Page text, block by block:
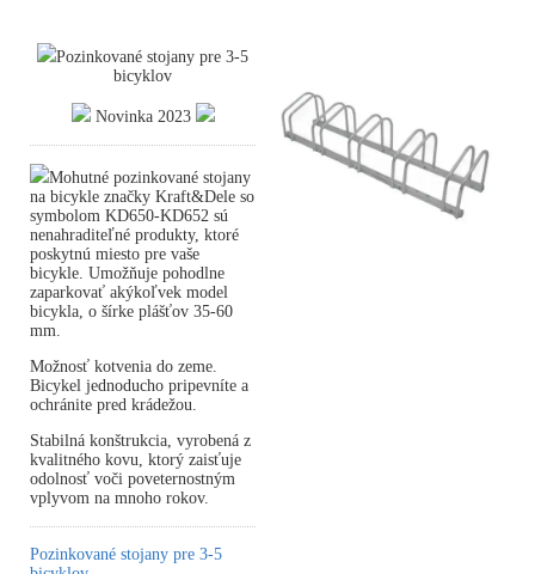
Pozinkované stojany pre 3-5
bicyklov
Novinka 2023
Mohutné pozinkované stojany
na bicykle značky Kraft&Dele so
symbolom KD650-KD652 sú
nenahraditeľné produkty, ktoré
poskytnú miesto pre vaše
bicykle. Umožňuje pohodlne
zaparkovať akýkoľvek model
bicykla, o šírke plášťov 35-60
mm.
Možnosť kotvenia do zeme.
Bicykel jednoducho pripevníte a
ochránite pred krádežou.
Stabilná konštrukcia, vyrobená z
kvalitného kovu, ktorý zaisťuje
odolnosť voči poveternostným
vplyvom na mnoho rokov.
Pozinkované stojany pre 3-5